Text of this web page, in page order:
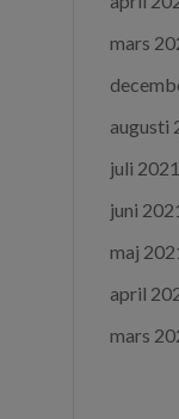
mars
augusti
juli 2021
juni
maj
april
mars